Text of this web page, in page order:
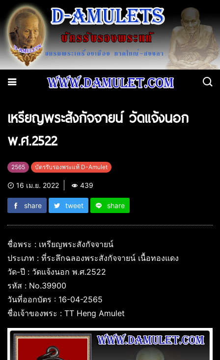
เหรียญพระสังกัจจายน์ วัดแจ้งนอก
พ.ศ.2522
2565 บัตรรับรองพระแท้ D-Amulet
16 เม.ย. 2022 439
share tweet share
ชื่อพระ : เหรียญพระสังกัจจายน์
ประเภท : ที่ระลึกฉลองพระสังกัจจายน์ เนื้อทองแดง
วัด-ปี : วัดแจ้งนอก พ.ศ.2522
รหัส : No.39900
วันที่ออกบัตร : 16-04-2565
ชื่อเจ้าของพระ : TT Heng Amulet